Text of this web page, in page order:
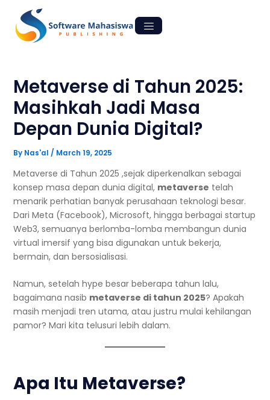
content
Metaverse di Tahun 2025:
Masihkah Jadi Masa
Depan Dunia Digital?
By Nas'al / March 19, 2025
Metaverse di Tahun 2025 ,sejak diperkenalkan sebagai
konsep masa depan dunia digital, metaverse telah
menarik perhatian banyak perusahaan teknologi besar.
Dari Meta (Facebook), Microsoft, hingga berbagai startup
Web3, semuanya berlomba-lomba membangun dunia
virtual imersif yang bisa digunakan untuk bekerja,
bermain, dan bersosialisasi.
Namun, setelah hype besar beberapa tahun lalu,
bagaimana nasib metaverse di tahun 2025? Apakah
masih menjadi tren utama, atau justru mulai kehilangan
pamor? Mari kita telusuri lebih dalam.
Apa Itu Metaverse?
navigation